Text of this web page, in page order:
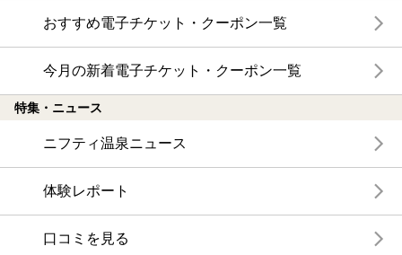
おすすめ電子チケット・クーポン一覧
今月の新着電子チケット・クーポン一覧
特集・ニュース
ニフティ温泉ニュース
体験レポート
口コミを見る